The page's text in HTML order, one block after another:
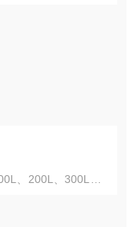
、200L、300L、5